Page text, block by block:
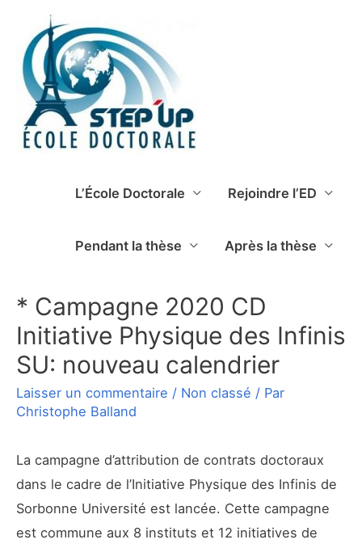
L’École Doctorale Rejoindre l’ED
Pendant la thèse Après la thèse
* Campagne 2020 CD
Initiative Physique des Infinis
SU: nouveau calendrier
Laisser un commentaire / Non classé / Par
Christophe Balland
La campagne d’attribution de contrats doctoraux
dans le cadre de l’Initiative Physique des Infinis de
Sorbonne Université est lancée. Cette campagne
est commune aux 8 instituts et 12 initiatives de